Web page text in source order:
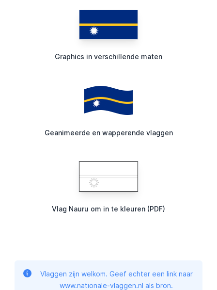
Graphics in verschillende maten
Geanimeerde en wapperende vlaggen
Vlag Nauru om in te kleuren (PDF)
Vlaggen zijn welkom. Geef echter een link naar
www.nationale-vlaggen.nl als bron.